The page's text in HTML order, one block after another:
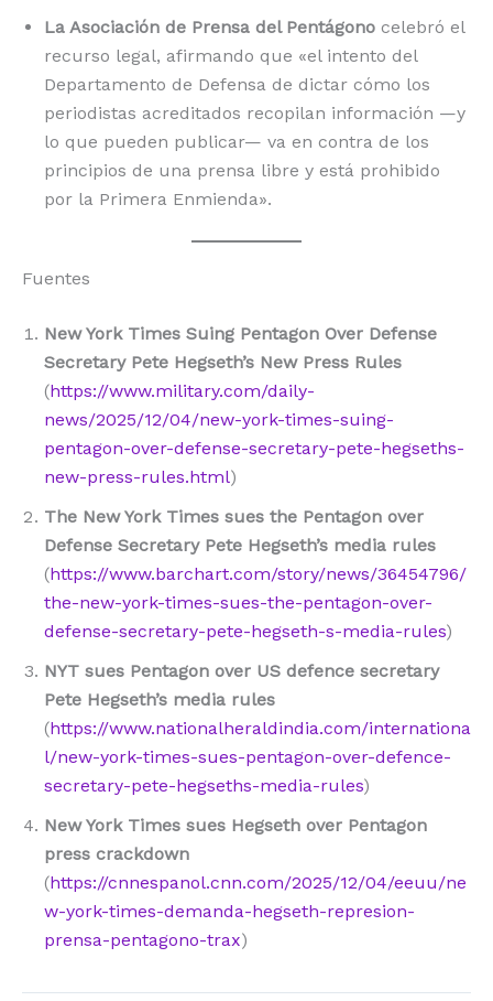
La Asociación de Prensa del Pentágono celebró el
recurso legal, afirmando que «el intento del
Departamento de Defensa de dictar cómo los
periodistas acreditados recopilan información —y
lo que pueden publicar— va en contra de los
principios de una prensa libre y está prohibido
por la Primera Enmienda».
Fuentes
New York Times Suing Pentagon Over Defense
Secretary Pete Hegseth’s New Press Rules
(https://www.military.com/daily-
news/2025/12/04/new-york-times-suing-
pentagon-over-defense-secretary-pete-hegseths-
new-press-rules.html)
The New York Times sues the Pentagon over
Defense Secretary Pete Hegseth’s media rules
(https://www.barchart.com/story/news/36454796/
the-new-york-times-sues-the-pentagon-over-
defense-secretary-pete-hegseth-s-media-rules)
NYT sues Pentagon over US defence secretary
Pete Hegseth’s media rules
(https://www.nationalheraldindia.com/internationa
l/new-york-times-sues-pentagon-over-defence-
secretary-pete-hegseths-media-rules)
New York Times sues Hegseth over Pentagon
press crackdown
(https://cnnespanol.cnn.com/2025/12/04/eeuu/ne
w-york-times-demanda-hegseth-represion-
prensa-pentagono-trax)